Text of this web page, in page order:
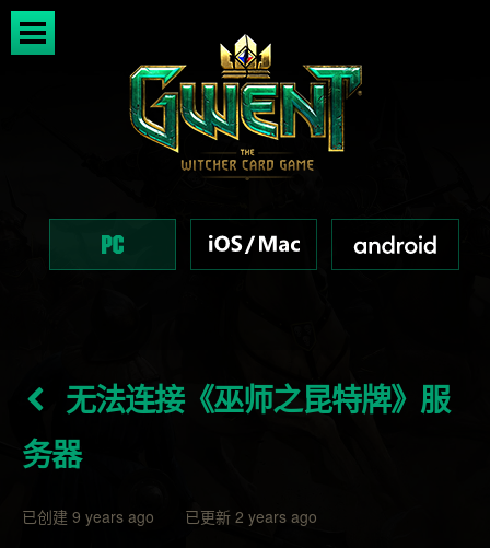
无法连接《巫师之昆特牌》服
务器
已创建 9 years ago 已更新 2 years ago